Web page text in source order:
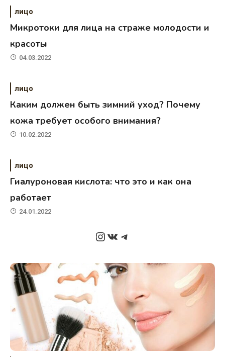
лицо
Микротоки для лица на страже молодости и
красоты
04.03.2022
лицо
Каким должен быть зимний уход? Почему
кожа требует особого внимания?
10.02.2022
лицо
Гиалуроновая кислота: что это и как она
работает
24.01.2022
Instagram
ВКонтакте
Telegram